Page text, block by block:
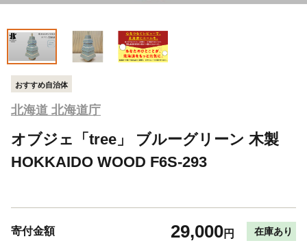
おすすめ自治体
北海道 北海道庁
オブジェ「tree」 ブルーグリーン 木製
HOKKAIDO WOOD F6S-293
寄付金額 29,000円 在庫あり